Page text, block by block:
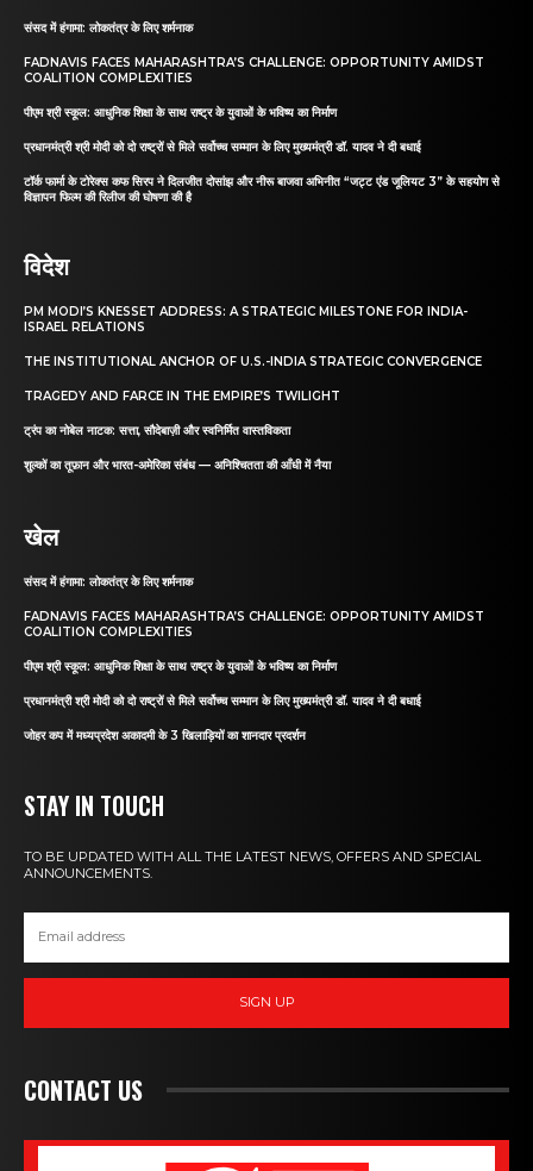
संसद में हंगामा: लोकतंत्र के लिए शर्मनाक
FADNAVIS FACES MAHARASHTRA’S CHALLENGE: OPPORTUNITY AMIDST
COALITION COMPLEXITIES
पीएम श्री स्कूल: आधुनिक शिक्षा के साथ राष्ट्र के युवाओं के भविष्य का निर्माण
प्रधानमंत्री श्री मोदी को दो राष्ट्रों से मिले सर्वोच्च सम्मान के लिए मुख्यमंत्री डॉ. यादव ने दी बधाई
टॉर्क फार्मा के टोरेक्स कफ सिरप ने दिलजीत दोसांझ और नीरू बाजवा अभिनीत “जट्ट एंड जूलियट 3” के सहयोग से
विज्ञापन फिल्म की रिलीज की घोषणा की है
विदेश
PM MODI’S KNESSET ADDRESS: A STRATEGIC MILESTONE FOR INDIA-
ISRAEL RELATIONS
THE INSTITUTIONAL ANCHOR OF U.S.-INDIA STRATEGIC CONVERGENCE
TRAGEDY AND FARCE IN THE EMPIRE’S TWILIGHT
ट्रंप का नोबेल नाटक: सत्ता, सौदेबाज़ी और स्वनिर्मित वास्तविकता
शुल्कों का तूफ़ान और भारत-अमेरिका संबंध — अनिश्चितता की आँधी में नैया
खेल
संसद में हंगामा: लोकतंत्र के लिए शर्मनाक
FADNAVIS FACES MAHARASHTRA’S CHALLENGE: OPPORTUNITY AMIDST
COALITION COMPLEXITIES
पीएम श्री स्कूल: आधुनिक शिक्षा के साथ राष्ट्र के युवाओं के भविष्य का निर्माण
प्रधानमंत्री श्री मोदी को दो राष्ट्रों से मिले सर्वोच्च सम्मान के लिए मुख्यमंत्री डॉ. यादव ने दी बधाई
जोहर कप में मध्यप्रदेश अकादमी के 3 खिलाड़ियों का शानदार प्रदर्शन
STAY IN TOUCH
TO BE UPDATED WITH ALL THE LATEST NEWS, OFFERS AND SPECIAL
ANNOUNCEMENTS.
SIGN UP
CONTACT US